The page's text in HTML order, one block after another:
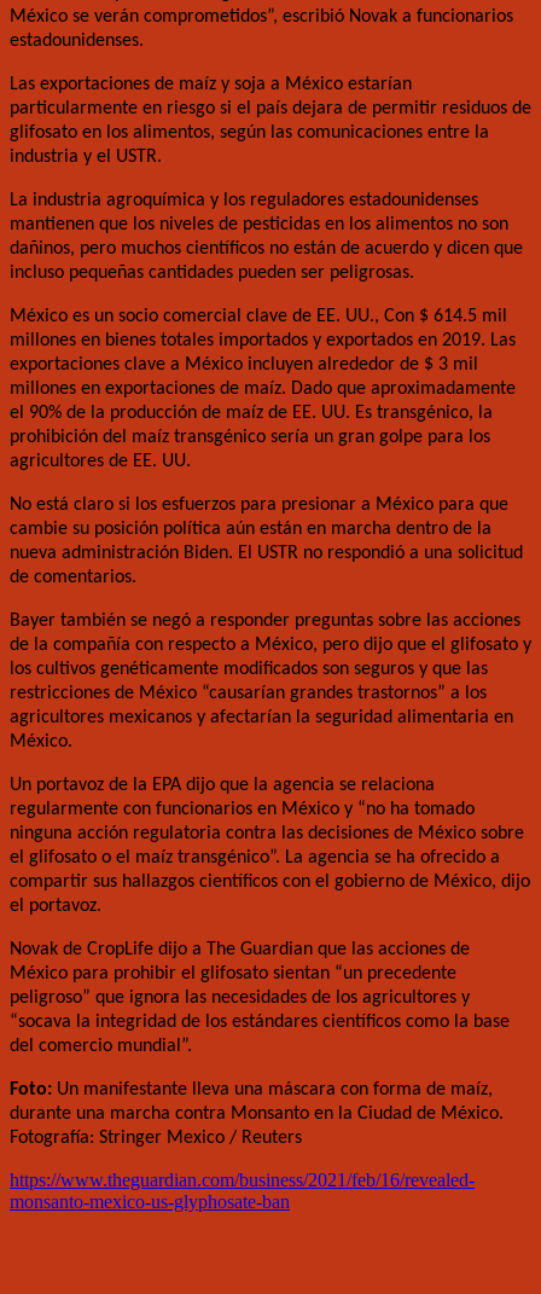
México se verán comprometidos”, escribió Novak a funcionarios
estadounidenses.
Las exportaciones de maíz y soja a México estarían
particularmente en riesgo si el país dejara de permitir residuos de
glifosato en los alimentos, según las comunicaciones entre la
industria y el USTR.
La industria agroquímica y los reguladores estadounidenses
mantienen que los niveles de pesticidas en los alimentos no son
dañinos, pero muchos científicos no están de acuerdo y dicen que
incluso pequeñas cantidades pueden ser peligrosas.
México es un socio comercial clave de EE. UU., Con $ 614.5 mil
millones en bienes totales importados y exportados en 2019. Las
exportaciones clave a México incluyen alrededor de $ 3 mil
millones en exportaciones de maíz. Dado que aproximadamente
el 90% de la producción de maíz de EE. UU. Es transgénico, la
prohibición del maíz transgénico sería un gran golpe para los
agricultores de EE. UU.
No está claro si los esfuerzos para presionar a México para que
cambie su posición política aún están en marcha dentro de la
nueva administración Biden. El USTR no respondió a una solicitud
de comentarios.
Bayer también se negó a responder preguntas sobre las acciones
de la compañía con respecto a México, pero dijo que el glifosato y
los cultivos genéticamente modificados son seguros y que las
restricciones de México “causarían grandes trastornos” a los
agricultores mexicanos y afectarían la seguridad alimentaria en
México.
Un portavoz de la EPA dijo que la agencia se relaciona
regularmente con funcionarios en México y “no ha tomado
ninguna acción regulatoria contra las decisiones de México sobre
el glifosato o el maíz transgénico”. La agencia se ha ofrecido a
compartir sus hallazgos científicos con el gobierno de México, dijo
el portavoz.
Novak de CropLife dijo a The Guardian que las acciones de
México para prohibir el glifosato sientan “un precedente
peligroso” que ignora las necesidades de los agricultores y
“socava la integridad de los estándares científicos como la base
del comercio mundial”.
Foto: Un manifestante lleva una máscara con forma de maíz,
durante una marcha contra Monsanto en la Ciudad de México.
Fotografía: Stringer Mexico / Reuters
https://www.theguardian.com/business/2021/feb/16/revealed-
monsanto-mexico-us-glyphosate-ban